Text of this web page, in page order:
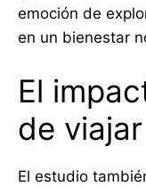
emoción de
en un bienestar
El
de viajar
El estudio